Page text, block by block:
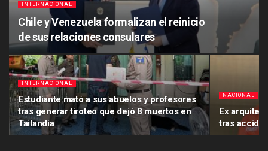
INTERNACIONAL
Chile y Venezuela formalizan el reinicio
de sus relaciones consulares
INTERNACIONAL
Estudiante mató a sus abuelos y profesores
tras generar tiroteo que dejó 8 muertos en
Tailandia
NACIONAL
Ex
tras